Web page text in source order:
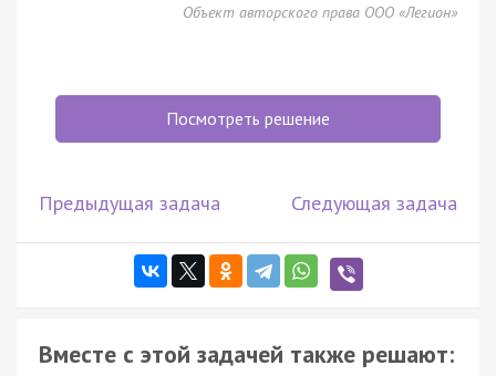
Объект авторского права ООО «Легион»
Посмотреть решение
Предыдущая задача Следующая задача
Вместе с этой задачей также решают: